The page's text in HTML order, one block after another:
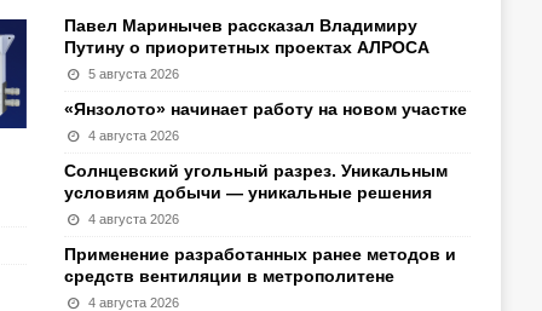
Павел Маринычев рассказал Владимиру
Путину о приоритетных проектах АЛРОСА
5 августа 2026
«Янзолото» начинает работу на новом участке
4 августа 2026
Солнцевский угольный разрез. Уникальным
условиям добычи — уникальные решения
4 августа 2026
Применение разработанных ранее методов и
средств вентиляции в метрополитене
4 августа 2026